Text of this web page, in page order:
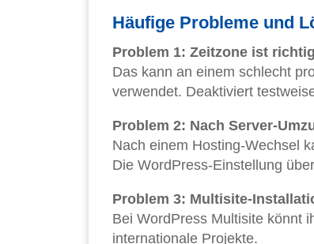
Häufige Probleme und
Problem 1: Zeitzone ist
Das kann an einem schlecht
verwendet. Deaktiviert
Problem 2: Nach Server-
Nach einem Hosting-Wechsel
Die WordPress-Einstellung
Problem 3: Multisite-
Bei WordPress Multisite könnt
internationale Projekte.